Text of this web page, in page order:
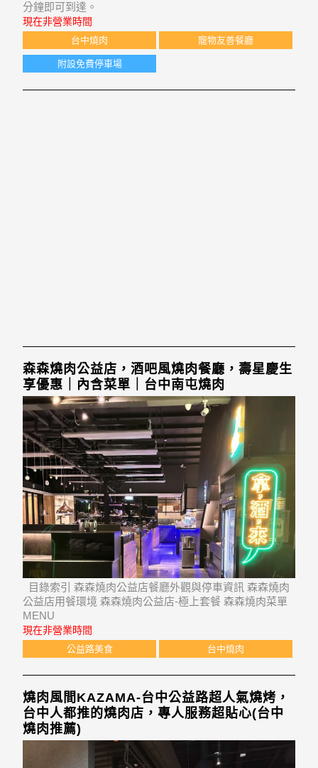
分鐘即可到達。
現在非營業時間
台中燒肉 寵物友善餐廳
附設免費停車場
森森燒肉公益店，酒吧風燒肉餐廳，壽星慶生
享優惠｜內含菜單｜台中南屯燒肉
目錄索引 森森燒肉公益店餐廳外觀與停車資訊 森森燒肉
公益店用餐環境 森森燒肉公益店-極上套餐 森森燒肉菜單
MENU
現在非營業時間
公益路美食 台中燒肉
燒肉風間KAZAMA-台中公益路超人氣燒烤，
台中人都推的燒肉店，專人服務超貼心(台中
燒肉推薦)